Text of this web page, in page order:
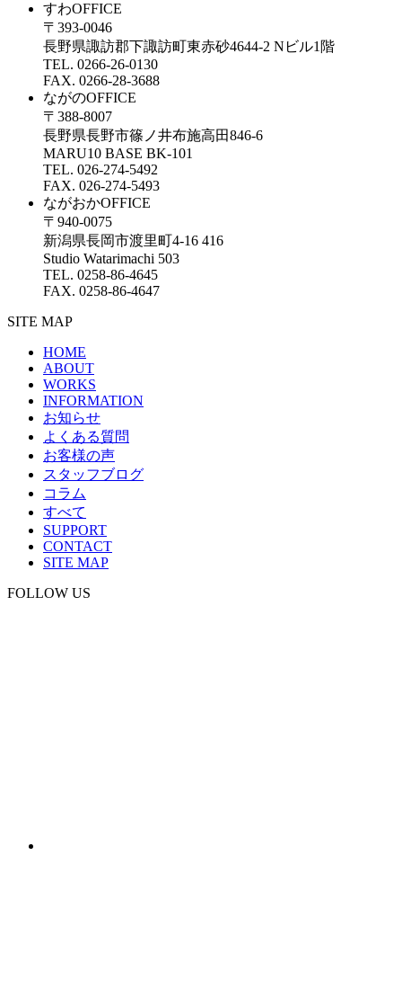
すわOFFICE
〒393-0046
長野県諏訪郡下諏訪町東赤砂4644-2 Nビル1階
TEL. 0266-26-0130
FAX. 0266-28-3688
ながのOFFICE
〒388-8007
長野県長野市篠ノ井布施高田846-6
MARU10 BASE BK-101
TEL. 026-274-5492
FAX. 026-274-5493
ながおかOFFICE
〒940-0075
新潟県長岡市渡里町4-16 416
Studio Watarimachi 503
TEL. 0258-86-4645
FAX. 0258-86-4647
SITE MAP
HOME
ABOUT
WORKS
INFORMATION
お知らせ
よくある質問
お客様の声
スタッフブログ
コラム
すべて
SUPPORT
CONTACT
SITE MAP
FOLLOW US